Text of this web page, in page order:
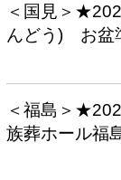
＜国見＞
んどう) お盆
＜福島＞
族葬ホール福